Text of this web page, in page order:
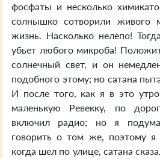
фосфаты и несколько
солнышко сотворили живого
жизнь. Насколько нелепо!
убьет любого микроба!
солнечный свет, и он
подобного этому; но сатана
И после того, как я в это
маленькую Ревекку, по
включил радио; но я
говорить о том же, поэтому
когда шел по улице, сатана